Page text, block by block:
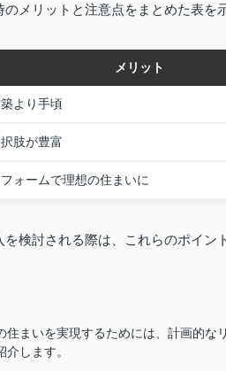
メリットと注意点をまとめた表を
メリット
より手頃
肢が豊富
フォームで理想の住まいに
検討される際は、これらのポイ
住まいを実現するためには、計画的
します。